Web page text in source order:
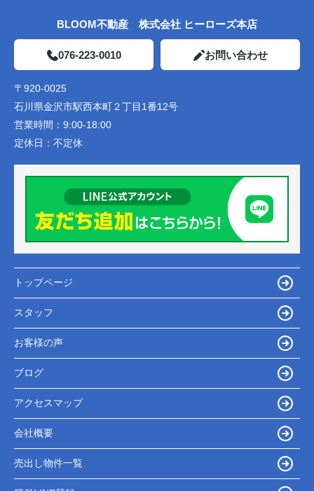
BLOOM不動産 株式会社 ヒーローズ本店
076-223-0010 お問い合わせ
〒920-0025
石川県金沢市駅西本町２丁目1番12号
営業時間： 9:00-18:00
定休日： 不定休
トップページ
スタッフ
お客様の声
ブログ
アクセスマップ
会社概要
売出し物件一覧